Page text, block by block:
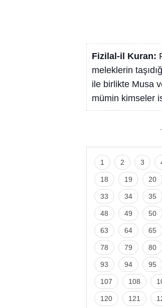
Fizilal-il Kuran:
meleklerin
ile birlikte Musa
mümin kimseler
1 2 3
18 19 20
33 34 35
48 49 50
63 64 65
78 79 80
93 94 95
107 108
120 121